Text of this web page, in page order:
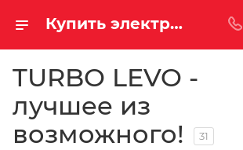
Купить электровелосипеды Specialized Turbo Levo в интернет-магазине Велосаратов, низкие цены, отзывы владельцев, бесплатная пробная поездка с гидом. Большой каталог, обзоры, описание, характеристики.
TURBO LEVO -
лучшее из
возможного!
31